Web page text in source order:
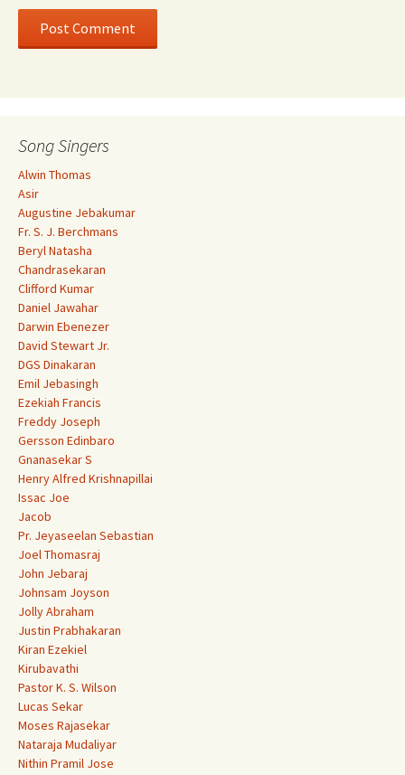
Song Singers
Alwin Thomas
Asir
Augustine Jebakumar
Fr. S. J. Berchmans
Beryl Natasha
Chandrasekaran
Clifford Kumar
Daniel Jawahar
Darwin Ebenezer
David Stewart Jr.
DGS Dinakaran
Emil Jebasingh
Ezekiah Francis
Freddy Joseph
Gersson Edinbaro
Gnanasekar S
Henry Alfred Krishnapillai
Issac Joe
Jacob
Pr. Jeyaseelan Sebastian
Joel Thomasraj
John Jebaraj
Johnsam Joyson
Jolly Abraham
Justin Prabhakaran
Kiran Ezekiel
Kirubavathi
Pastor K. S. Wilson
Lucas Sekar
Moses Rajasekar
Nataraja Mudaliyar
Nithin Pramil Jose